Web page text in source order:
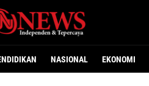
NASIONAL EKONOMI